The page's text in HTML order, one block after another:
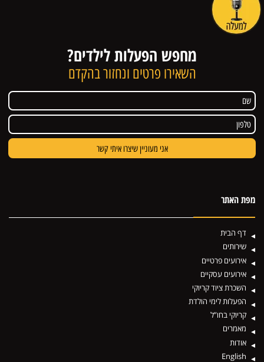
מחפש הפעלות לילדים?
השאירו פרטים ונחזור בהקדם
מפת האתר
דף הבית
שירותים
אירועים פרטיים
אירועים עסקיים
השכרת ציוד קריוקי
הפעלות לימי הולדת
קריוקי בחו”ל
מאמרים
אודות
English